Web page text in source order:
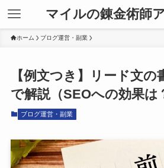
マイルの錬金術師
ホーム ブログ運営・副業
【例文つき】リード文
で解説（SEOへの効果は
ブログ運営・副業